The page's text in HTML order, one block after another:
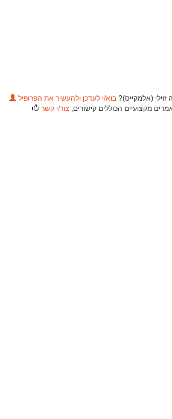
(אלמקייס)? בוא/י לעדכן ולהעשיר את הפרופיל
מקצועיים הכוללים קישורים, צור/י קשר